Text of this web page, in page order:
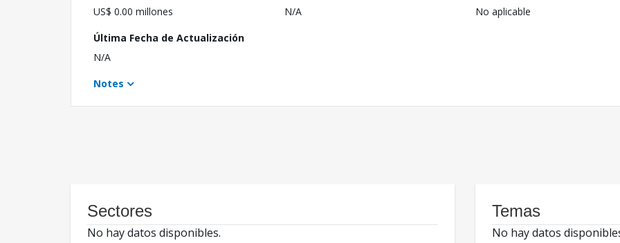
US$ 0.00 millones
N/A
No aplicable
Última Fecha de Actualización
N/A
Notes
Sectores
No hay datos disponibles.
Temas
No hay datos